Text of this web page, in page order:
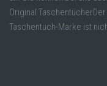
Original
Taschentuch-Marke ist